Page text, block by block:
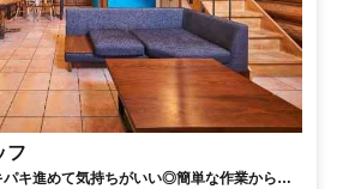
フ
キ進めて気持ちがいい◎簡単な作業からス